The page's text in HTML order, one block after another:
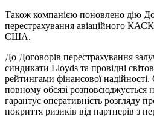
Також компанією поновлено дію
перестрахування авіаційного
США.
До Договорів перестрахування
синдикати Lloyds та провідні
рейтингами фінансової
повному обсязі розповсюджується
гарантує оперативність розгляду
покриття ризиків від партнерів з